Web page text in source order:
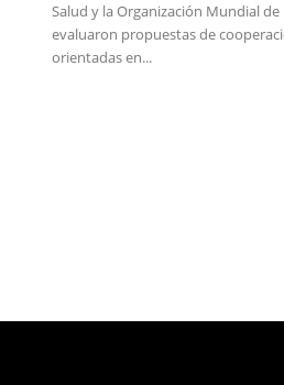
Salud y la Organización Mundial de
evaluaron propuestas de
orientadas en...